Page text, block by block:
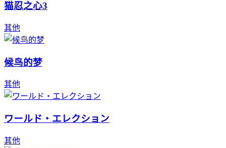
猫忍之心3
其他
候鸟的梦
其他
ワールド・エレクション
其他